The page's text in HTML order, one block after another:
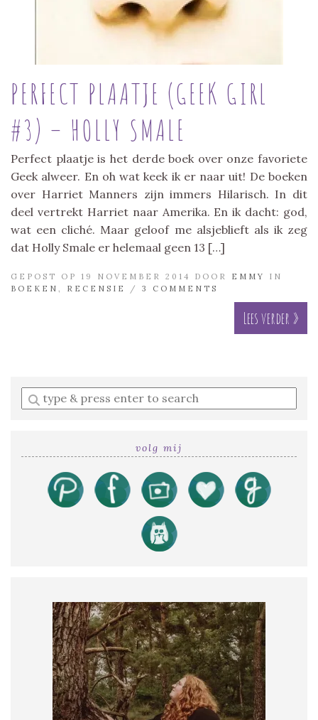
PERFECT PLAATJE (GEEK GIRL
#3) – HOLLY SMALE
Perfect plaatje is het derde boek over onze favoriete
Geek alweer. En oh wat keek ik er naar uit! De boeken
over Harriet Manners zijn immers Hilarisch. In dit
deel vertrekt Harriet naar Amerika. En ik dacht: god,
wat een cliché. Maar geloof me alsjeblieft als ik zeg
dat Holly Smale er helemaal geen 13 […]
GEPOST OP 19 NOVEMBER 2014 DOOR EMMY
IN
BOEKEN
RECENSIE / 3 COMMENTS
Lees verder »
Enter
a
volg mij